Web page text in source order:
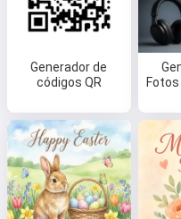
Generador de
códigos QR
Puedo crear
poemas y
Acepto:
Política
Política